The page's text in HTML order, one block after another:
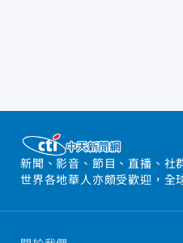
新聞、影音、節目、直播、社
世界各地華人亦頗受歡迎，全